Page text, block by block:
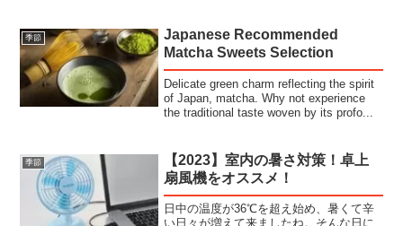
回は、暑くなってしまった車内を最速で
冷やす方法を紹介します。...
季節
Japanese Recommended
Matcha Sweets Selection
Delicate green charm reflecting the spirit
of Japan, matcha. Why not experience
the traditional taste woven by its profo...
季節
【2023】室内の暑さ対策！卓上
扇風機をオススメ！
日中の温度が36℃を超え始め、暑くて辛
い日々が増えて来ましたね。そんな日に